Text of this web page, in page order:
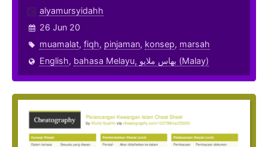
alyamursyidahh
26 Jun 20
muamalat, fiqh, pinjaman, konsep, marsah
English, bahasa Melayu, بهاس ملايو‎ (Malay)